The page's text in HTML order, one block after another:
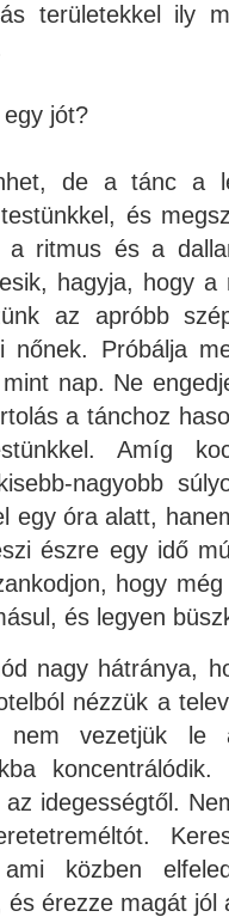
területekkel ily
jót?
de a tánc a
és
ritmus és a
hagyja, hogy
az apróbb
nőnek. Próbálja
nap. Ne
a tánchoz
Amíg
nagyobb
egy óra alatt,
észre egy idő
hogy
és legyen
nagy hátránya,
nézzük a
nem vezetjük le
idegességtől.
ami közben
és érezze magát jól